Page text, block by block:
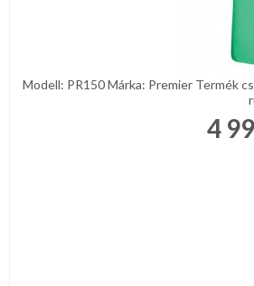
Modell: PR150 Márka: Premier Termék
4